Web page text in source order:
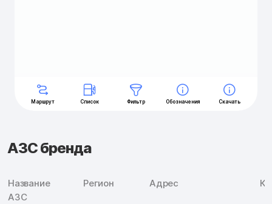
АЗС бренда
Название
АЗС
Регион Адрес